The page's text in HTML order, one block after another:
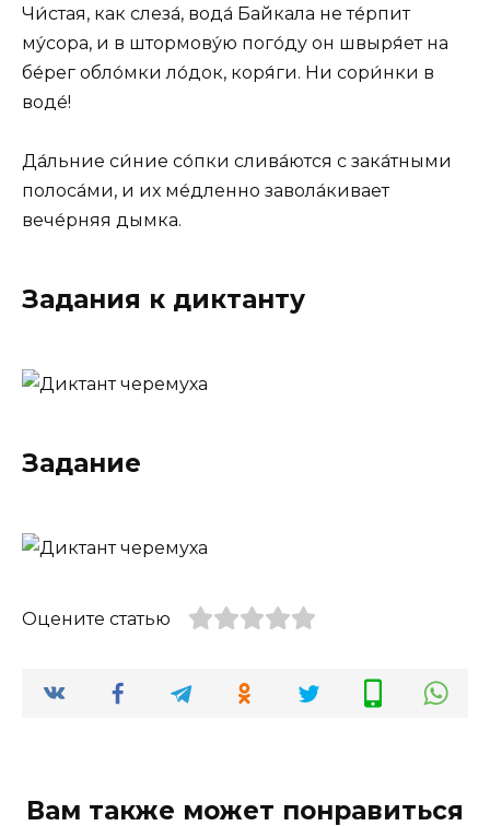
Чи́стая, как слеза́, вода́ Байкала не те́рпит
му́сора, и в штормову́ю пого́ду он швыря́ет на
бе́рег обло́мки ло́док, коря́ги. Ни сори́нки в
воде́!
Да́льние си́ние со́пки слива́ются с зака́тными
полоса́ми, и их ме́дленно завола́кивает
вече́рняя дымка.
Задания к диктанту
Задание
Оцените статью
Вам также может понравиться